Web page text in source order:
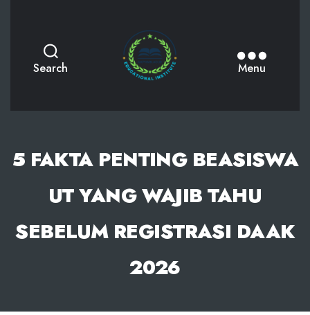
Search Menu
5 FAKTA PENTING BEASISWA
UT YANG WAJIB TAHU
SEBELUM REGISTRASI DAAK
2026